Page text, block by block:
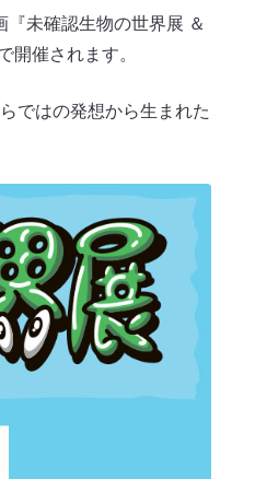
未確認生物の世界展 ＆
催されます。
ではの発想から生まれた